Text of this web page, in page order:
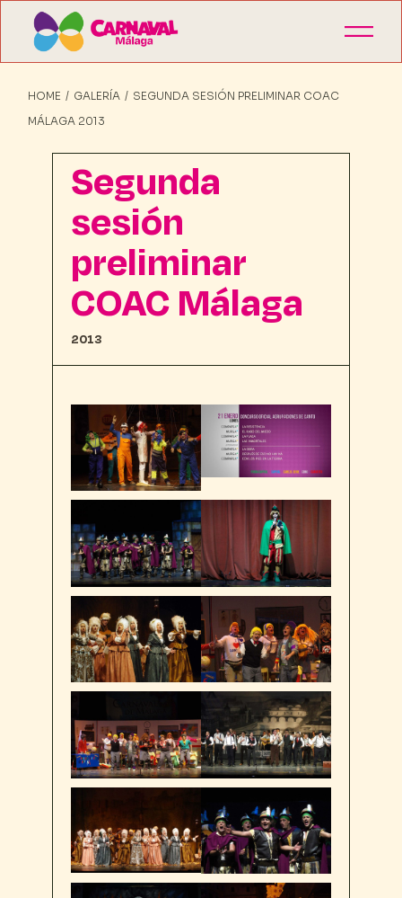
HOME GALERÍA
SEGUNDA SESIÓN PRELIMINAR COAC
MÁLAGA 2013
Segunda
sesión
preliminar
COAC Málaga
2013